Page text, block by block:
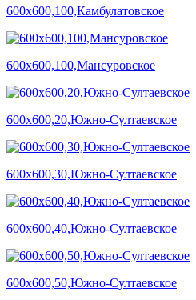
600х600,100,Камбулатовское
600х600,100,Мансуровское
600х600,20,Южно-Султаевское
600х600,30,Южно-Султаевское
600х600,40,Южно-Султаевское
600х600,50,Южно-Султаевское